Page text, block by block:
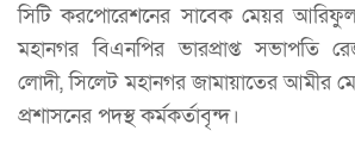
সিটি করপোরেশনের সাবেক মেয়র
মহানগর বিএনপির ভারপ্রাপ্ত সভাপতি
লোদী, সিলেট মহানগর জামায়াতের
প্রশাসনের পদস্থ কর্মকর্তাবৃন্দ।